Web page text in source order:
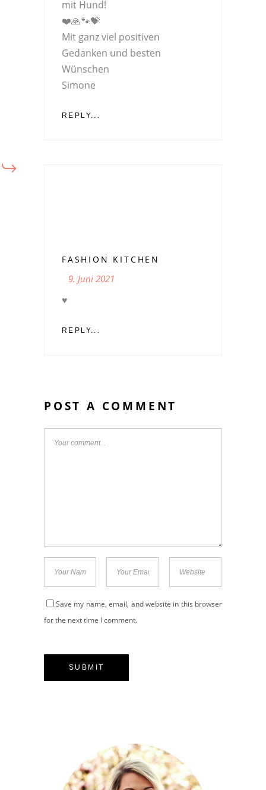
mit Hund!
❤️🙏🐾💝
Mit ganz viel positiven
Gedanken und besten
Wünschen
Simone
REPLY...
FASHION KITCHEN
9. Juni 2021
♥️
REPLY...
POST A COMMENT
Save my name, email, and website in this browser
for the next time I comment.